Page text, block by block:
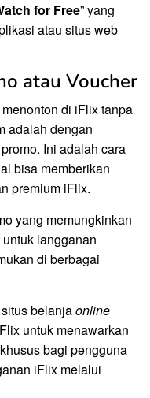
for Free” yang
atau situs web
atau Voucher
di iFlix tanpa
adalah dengan
Ini adalah cara
bisa memberikan
premium iFlix.
yang memungkinkan
langganan
di berbagai
belanjaonline
untuk menawarkan
bagi pengguna
iFlix melalui